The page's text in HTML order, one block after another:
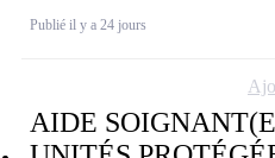
Publié il y a 24 jours
AIDE